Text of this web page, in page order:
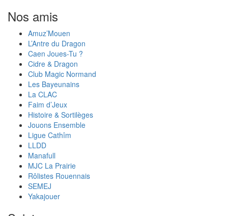
Nos amis
Amuz’Mouen
L’Antre du Dragon
Caen Joues-Tu ?
Cidre & Dragon
Club Magic Normand
Les Bayeunains
La CLAC
Faim d’Jeux
Histoire & Sortilèges
Jouons Ensemble
Ligue Cathîm
LLDD
Manafull
MJC La Prairie
Rôlistes Rouennais
SEMEJ
Yakajouer